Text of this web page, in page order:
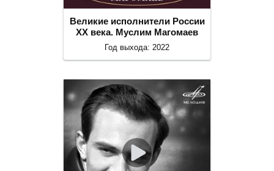
Великие исполнители России
ХХ века. Муслим Магомаев
Год выхода: 2022